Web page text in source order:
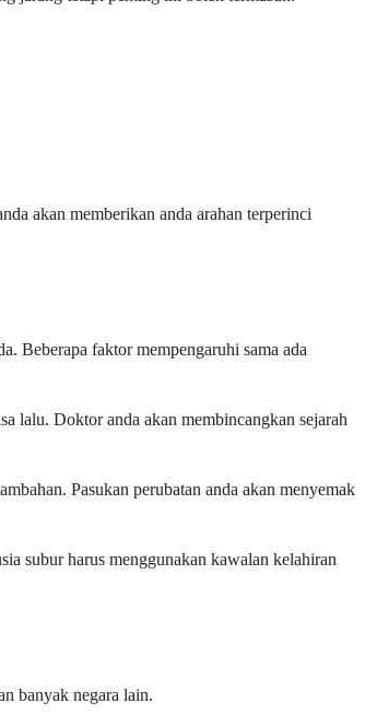
akan memberikan anda arahan terperinci
Beberapa faktor mempengaruhi sama ada
lalu. Doktor anda akan membincangkan sejarah
Pasukan perubatan anda akan menyemak
subur harus menggunakan kawalan kelahiran
banyak negara lain.